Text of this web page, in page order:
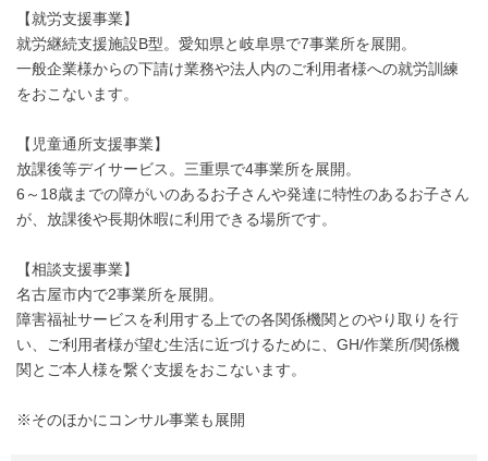
【就労支援事業】
就労継続支援施設B型。愛知県と岐阜県で7事業所を展開。
一般企業様からの下請け業務や法人内のご利用者様への就労訓練
をおこないます。
【児童通所支援事業】
放課後等デイサービス。三重県で4事業所を展開。
6～18歳までの障がいのあるお子さんや発達に特性のあるお子さん
が、放課後や長期休暇に利用できる場所です。
【相談支援事業】
名古屋市内で2事業所を展開。
障害福祉サービスを利用する上での各関係機関とのやり取りを行
い、ご利用者様が望む生活に近づけるために、GH/作業所/関係機
関とご本人様を繋ぐ支援をおこないます。
※そのほかにコンサル事業も展開